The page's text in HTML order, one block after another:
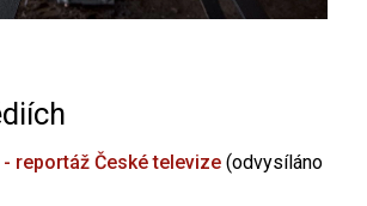
reportáž České televize (odvysíláno